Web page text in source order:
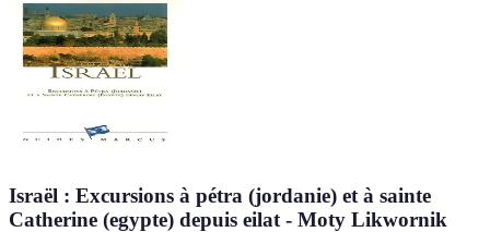
Israël : Excursions à pétra (jordanie) et à sainte
Catherine (egypte) depuis eilat - Moty Likwornik